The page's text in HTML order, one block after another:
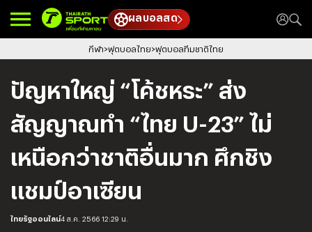
ผลบอลสด
กีฬา ฟุตบอลไทย ฟุตบอลทีมชาติไทย
ปัญหาใหญ่ “โค้ชหระ” ส่ง
สัญญาณทำ “ไทย U-23” ไม่
เหนือกว่าชาติอื่นมาก ศึกชิง
แชมป์อาเซียน
ไทยรัฐออนไลน์4 ส.ค. 2566 12:29 น.